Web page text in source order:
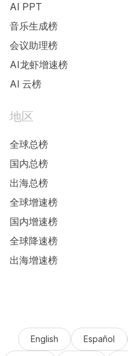
AI PPT
音乐生成榜
会议助理榜
AI龙虾增速榜
AI 云榜
地区
全球总榜
国内总榜
出海总榜
全球增速榜
国内增速榜
全球降速榜
出海增速榜
English Español